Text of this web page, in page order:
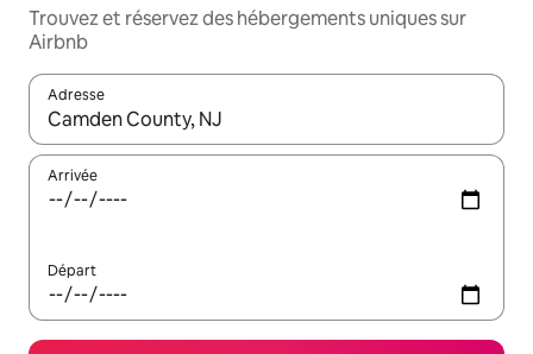
Trouvez et réservez des hébergements uniques sur
Airbnb
Adresse
Lorsque les résultats s'affichent, utilisez les flèches vers le
Arrivée
Départ